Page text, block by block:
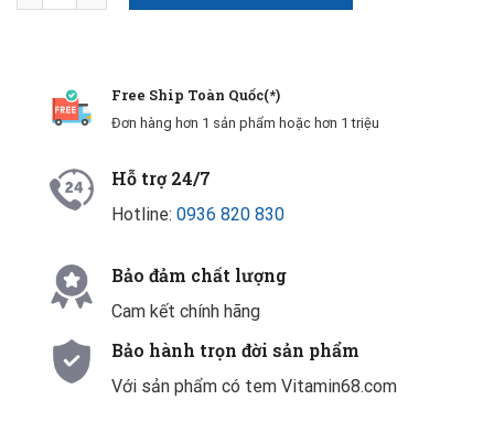
Free Ship Toàn Quốc(*)
Đơn hàng hơn 1 sản phẩm hoặc hơn 1 triệu
Hỗ trợ 24/7
Hotline: 0936 820 830
Bảo đảm chất lượng
Cam kết chính hãng
Bảo hành trọn đời sản phẩm
Với sản phẩm có tem Vitamin68.com